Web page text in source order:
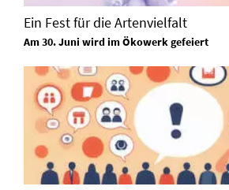
Ein Fest für die Artenvielfalt
Am 30. Juni wird im Ökowerk gefeiert